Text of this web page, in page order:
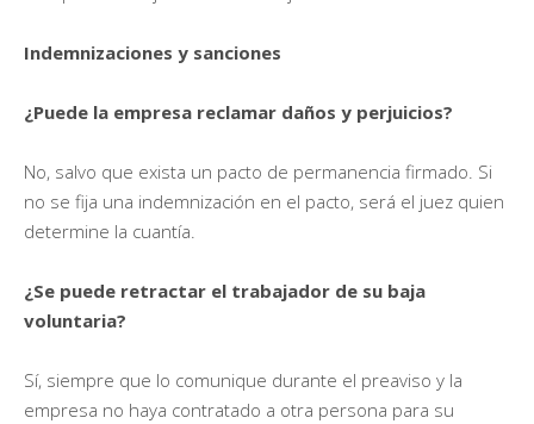
Indemnizaciones y sanciones
¿Puede la empresa reclamar daños y perjuicios?
No, salvo que exista un pacto de permanencia firmado. Si
no se fija una indemnización en el pacto, será el juez quien
determine la cuantía.
¿Se puede retractar el trabajador de su baja
voluntaria?
Sí, siempre que lo comunique durante el preaviso y la
empresa no haya contratado a otra persona para su